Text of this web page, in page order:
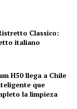
Classico:
italiano
H50 llega a Chile
que
la limpieza